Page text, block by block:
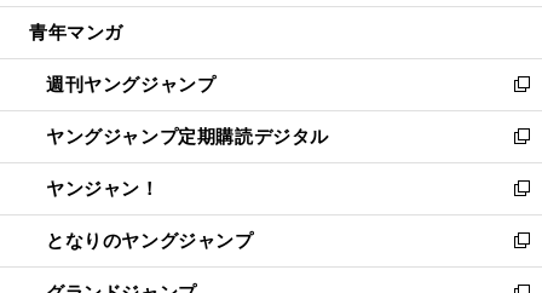
開
ウ
開
く
ン
ウ
で
開
く
ウ
ン
ド
ウ
で
開
く
し
ウ
ィ
ン
ド
ウ
で
開
く
青年マンガ
週刊ヤングジャンプ
新
し
い
ウ
ィ
ン
ド
ウ
ヤングジャンプ定期購読デジタル
新
し
い
ウ
ィ
ン
ヤンジャン！
新
し
い
ウ
となりのヤングジャンプ
新
し